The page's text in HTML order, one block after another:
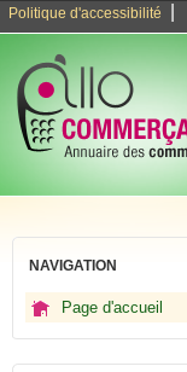
Politique d'accessibilité
NAVIGATION
Page d'accueil